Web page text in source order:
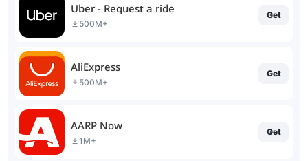
Uber - Request a ride
500M+
Get
AliExpress
500M+
Get
AARP Now
1M+
Get